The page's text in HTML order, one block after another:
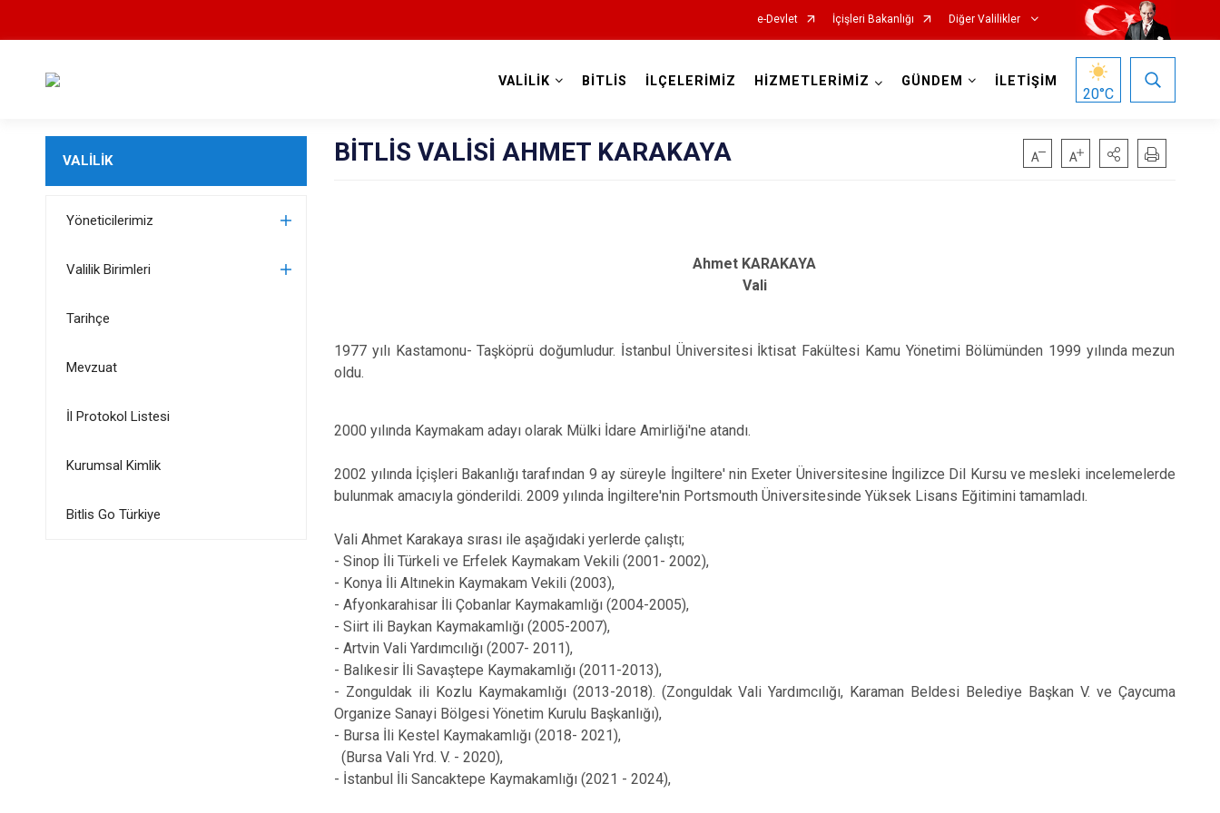
e-Devlet İçişleri Bakanlığı Diğer Valilikler
VALİLİK BİTLİS İLÇELERİMİZ HİZMETLERİMİZ GÜNDEM İLETİŞİM
20°C
VALİLİK
Yöneticilerimiz
Valilik Birimleri
Tarihçe
Mevzuat
İl Protokol Listesi
Kurumsal Kimlik
Bitlis Go Türkiye
BİTLİS VALİSİ AHMET KARAKAYA
Ahmet KARAKAYA
Vali
1977 yılı Kastamonu- Taşköprü doğumludur. İstanbul Üniversitesi İktisat Fakültesi Kamu Yönetimi Bölümünden 1999 yılında mezun
oldu.
2000 yılında Kaymakam adayı olarak Mülki İdare Amirliği'ne atandı.
2002 yılında İçişleri Bakanlığı tarafından 9 ay süreyle İngiltere' nin Exeter Üniversitesine İngilizce Dil Kursu ve mesleki incelemelerde
bulunmak amacıyla gönderildi. 2009 yılında İngiltere'nin Portsmouth Üniversitesinde Yüksek Lisans Eğitimini tamamladı.
Vali Ahmet Karakaya sırası ile aşağıdaki yerlerde çalıştı;
- Sinop İli Türkeli ve Erfelek Kaymakam Vekili (2001- 2002),
- Konya İli Altınekin Kaymakam Vekili (2003),
- Afyonkarahisar İli Çobanlar Kaymakamlığı (2004-2005),
- Siirt ili Baykan Kaymakamlığı (2005-2007),
- Artvin Vali Yardımcılığı (2007- 2011),
- Balıkesir İli Savaştepe Kaymakamlığı (2011-2013),
- Zonguldak ili Kozlu Kaymakamlığı (2013-2018). (Zonguldak Vali Yardımcılığı, Karaman Beldesi Belediye Başkan V. ve Çaycuma
Organize Sanayi Bölgesi Yönetim Kurulu Başkanlığı),
- Bursa İli Kestel Kaymakamlığı (2018- 2021),
(Bursa Vali Yrd. V. - 2020),
- İstanbul İli Sancaktepe Kaymakamlığı (2021 - 2024),